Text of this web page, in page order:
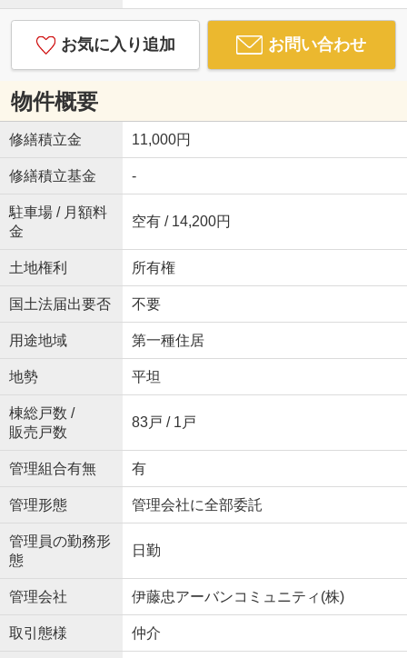
お気に入り追加 お問い合わせ
物件概要
修繕積立金 11,000円
修繕積立基金 -
駐車場 / 月額料
金
空有 / 14,200円
土地権利 所有権
国土法届出要否 不要
用途地域 第一種住居
地勢 平坦
棟総戸数 /
販売戸数
83戸 / 1戸
管理組合有無 有
管理形態 管理会社に全部委託
管理員の勤務形
態
日勤
管理会社 伊藤忠アーバンコミュニティ(株)
取引態様 仲介